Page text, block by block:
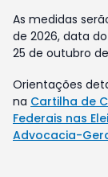
As medidas
de 2026, data
25 de outubro
Orientações
na Cartilha de
Federais nas
Advocacia-